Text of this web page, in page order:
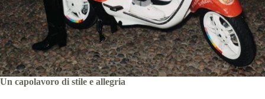
Un capolavoro di stile e allegria